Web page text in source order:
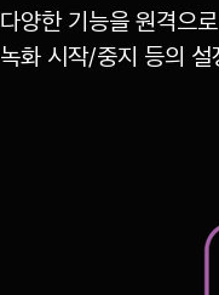
다양한 기능을 원격으
녹화 시작/중지 등의